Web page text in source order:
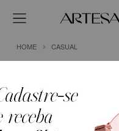
HOME CASUAL